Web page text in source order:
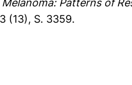
Patterns of
(13), S. 3359.